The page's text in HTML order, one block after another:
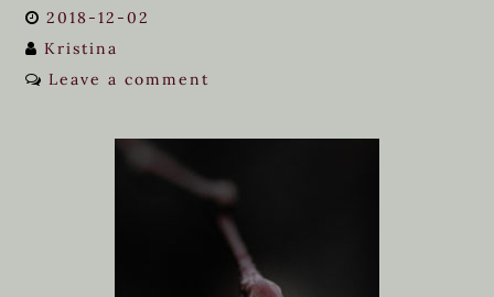
2018-12-02
Kristina
Leave a comment